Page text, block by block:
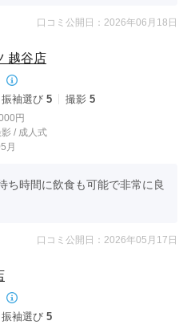
口コミ公開日：2026年06月18日
越谷店
振袖選び 5 撮影 5
円
/ 成人式
月
ち時間に飲食も可能で非常に良
口コミ公開日：2026年05月17日
振袖選び 5